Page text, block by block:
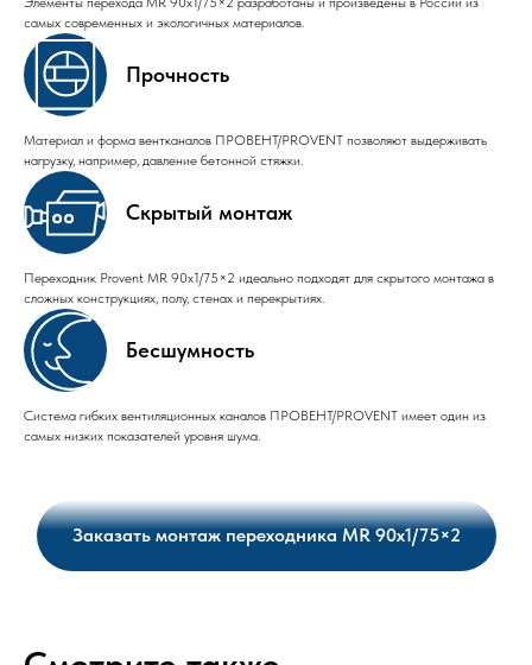
самых современных и экологичных материалов.
Прочность
Материал и форма вентканалов ПРОВЕНТ/PROVENT позволяют выдерживать
нагрузку, например, давление бетонной стяжки.
Скрытый монтаж
Переходник Provent MR 90х1/75×2 идеально подходят для скрытого монтажа в
сложных конструкциях, полу, стенах и перекрытиях.
Бесшумность
Система гибких вентиляционных каналов ПРОВЕНТ/PROVENT имеет один из
самых низких показателей уровня шума.
Заказать монтаж переходника MR 90х1/75×2